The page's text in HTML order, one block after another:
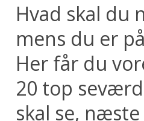
Hvad skal du
mens du er
Her får du
20 top
skal se,